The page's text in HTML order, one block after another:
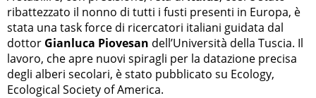
ribattezzato il nonno di tutti i fusti presenti in Europa, è
stata una task force di ricercatori italiani guidata dal
dottor Gianluca Piovesan dell’Università della Tuscia. Il
lavoro, che apre nuovi spiragli per la datazione precisa
degli alberi secolari, è stato pubblicato su Ecology,
Ecological Society of America.